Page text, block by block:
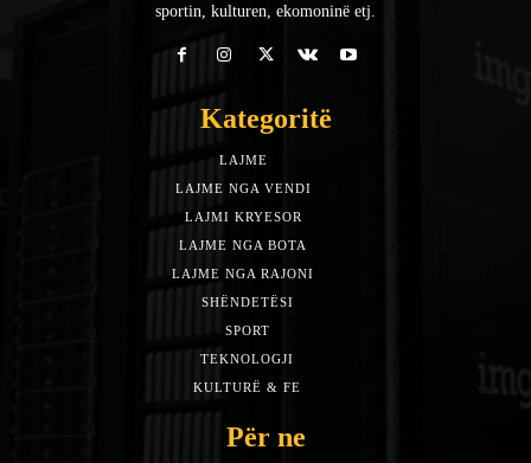
sportin, kulturen, ekomoninë etj.
Kategoritë
LAJME
LAJME NGA VENDI
LAJMI KRYESOR
LAJME NGA BOTA
LAJME NGA RAJONI
SHËNDETËSI
SPORT
TEKNOLOGJI
KULTURË & FE
Për ne